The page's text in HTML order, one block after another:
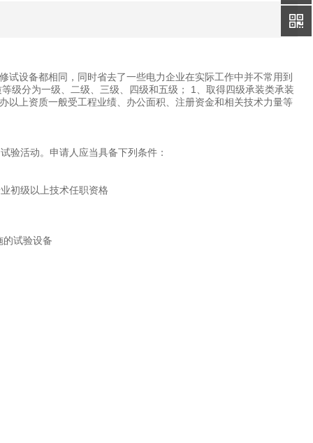
设备都相同，同时省去了一些电力企业在实际工作中并不常用到
级分为一级、二级、三级、四级和五级； 1、取得四级承装类承装
以上资质一般受工程业绩、办公面积、注册资金和相关技术力量等
验活动。申请人应当具备下列条件：
初级以上技术任职资格
的试验设备